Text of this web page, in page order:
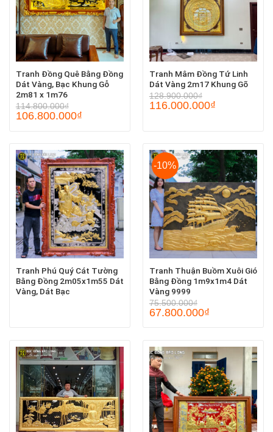
Tranh Đồng Quê Bằng Đồng
Dát Vàng, Bạc Khung Gỗ
2m81 x 1m76
114.800.000₫
106.800.000₫
Tranh Mâm Đồng Tứ Linh
Dát Vàng 2m17 Khung Gõ
128.900.000₫
116.000.000₫
Tranh Phú Quý Cát Tường
Bằng Đồng 2m05x1m55 Dát
Vàng, Dát Bạc
-10%
Tranh Thuận Buồm Xuôi Gió
Bằng Đồng 1m9x1m4 Dát
Vàng 9999
75.500.000₫
67.800.000₫